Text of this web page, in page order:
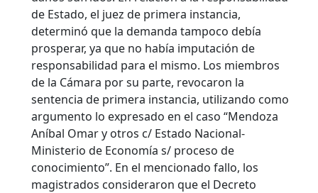
de Estado, el juez de primera instancia,
determinó que la demanda tampoco debía
prosperar, ya que no había imputación de
responsabilidad para el mismo. Los miembros
de la Cámara por su parte, revocaron la
sentencia de primera instancia, utilizando como
argumento lo expresado en el caso “Mendoza
Aníbal Omar y otros c/ Estado Nacional-
Ministerio de Economía s/ proceso de
conocimiento”. En el mencionado fallo, los
magistrados consideraron que el Decreto